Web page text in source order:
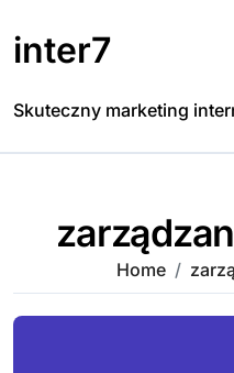
to
content
inter7
Skuteczny marketing
Home